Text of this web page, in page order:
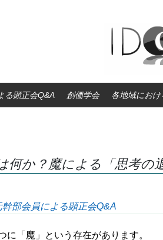
る顕正会Q&A 創価学会 各地域にお
何か？魔による「思考の
幹部会員による顕正会Q&A
「魔」という存在があります。